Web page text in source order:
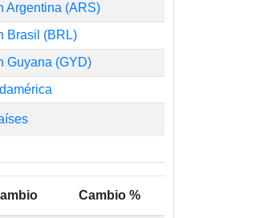
Argentina (ARS)
Brasil (BRL)
Guyana (GYD)
Cambio %